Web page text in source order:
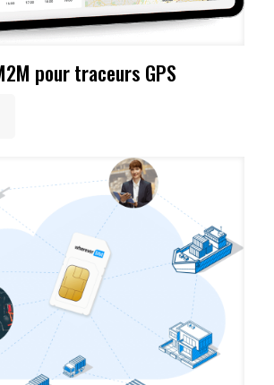
pour traceurs GPS